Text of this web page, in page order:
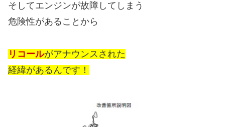
そしてエンジンが故障してしまう
危険性があることから
リコールがアナウンスされた
経緯があるんです！